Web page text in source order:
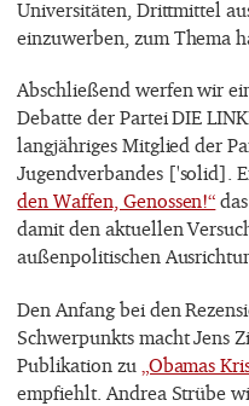
Universitäten, Drittmittel
einzuwerben, zum Thema
Abschließend werfen wir
Debatte der Partei DIE
langjähriges Mitglied der
Jugendverbandes ['solid].
den Waffen, Genossen!“
damit den aktuellen
außenpolitischen
Den Anfang bei den
Schwerpunkts macht Jens
Publikation zu „Obamas
empfiehlt. Andrea Strübe